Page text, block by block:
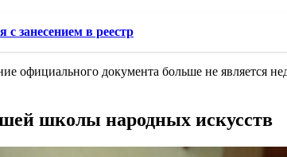
занесением в реестр
официального документа больше не является
школы народных искусств